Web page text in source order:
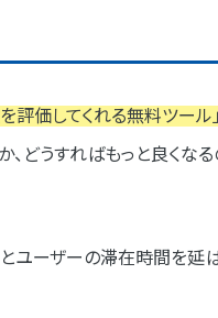
評価してくれる無料ツール」
どうすればもっと良くなる
とユーザーの滞在時間を延